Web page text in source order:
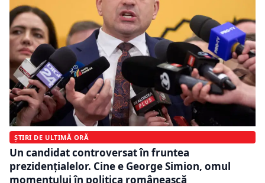
ȘTIRI DE ULTIMĂ ORĂ
Un candidat controversat în fruntea
prezidențialelor. Cine e George Simion, omul
momentului în politica românească